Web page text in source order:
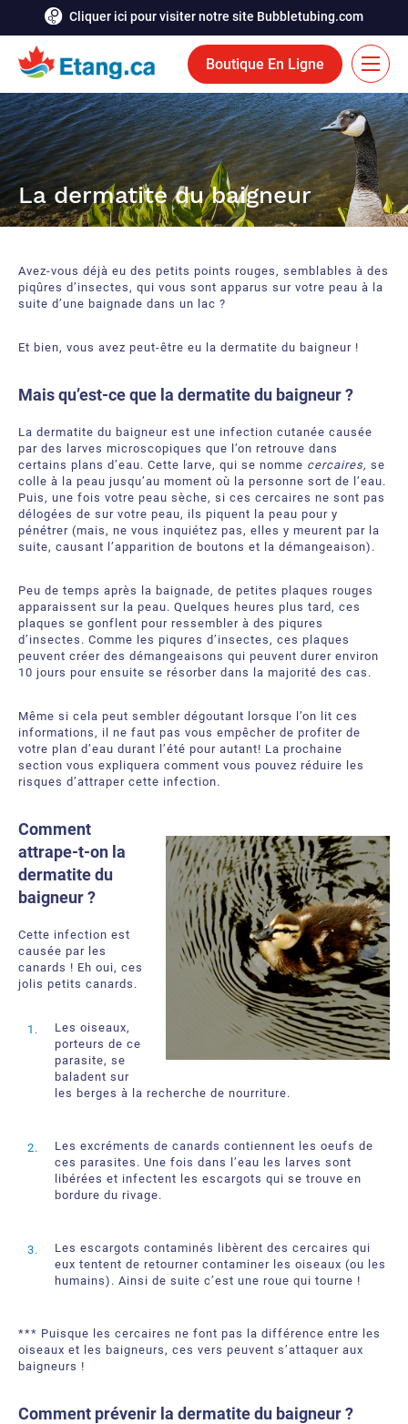
Cliquer ici pour visiter notre site Bubbletubing.com
Boutique En Ligne
EN
Solutions
Aération
Fontaines flottantes
Rideaux de bulles
Services
Ressources
Certificats et Accréditations
Bureaux et partenaires internationaux
Foire aux Questions
Ressources téléchargeables
La dermatite du baigneur
Avez-vous déjà eu des petits points rouges, semblables à des
piqûres d’insectes, qui vous sont apparus sur votre peau à la
suite d’une baignade dans un lac ?
Et bien, vous avez peut-être eu la dermatite du baigneur !
Mais qu’est-ce que la dermatite du baigneur ?
La dermatite du baigneur est une infection cutanée causée
par des larves microscopiques que l’on retrouve dans
certains plans d’eau. Cette larve, qui se nomme cercaires, se
colle à la peau jusqu’au moment où la personne sort de l’eau.
Puis, une fois votre peau sèche, si ces cercaires ne sont pas
délogées de sur votre peau, ils piquent la peau pour y
pénétrer (mais, ne vous inquiétez pas, elles y meurent par la
suite, causant l’apparition de boutons et la démangeaison).
Peu de temps après la baignade, de petites plaques rouges
apparaissent sur la peau. Quelques heures plus tard, ces
plaques se gonflent pour ressembler à des piqures
d’insectes. Comme les piqures d’insectes, ces plaques
peuvent créer des démangeaisons qui peuvent durer environ
10 jours pour ensuite se résorber dans la majorité des cas.
Même si cela peut sembler dégoutant lorsque l’on lit ces
informations, il ne faut pas vous empêcher de profiter de
votre plan d’eau durant l’été pour autant! La prochaine
section vous expliquera comment vous pouvez réduire les
risques d’attraper cette infection.
Comment
attrape-t-on la
dermatite du
baigneur ?
Cette infection est
causée par les
canards ! Eh oui, ces
jolis petits canards.
Les oiseaux,
porteurs de ce
parasite, se
baladent sur
les berges à la recherche de nourriture.
Les excréments de canards contiennent les oeufs de
ces parasites. Une fois dans l’eau les larves sont
libérées et infectent les escargots qui se trouve en
bordure du rivage.
Les escargots contaminés libèrent des cercaires qui
eux tentent de retourner contaminer les oiseaux (ou les
humains). Ainsi de suite c’est une roue qui tourne !
*** Puisque les cercaires ne font pas la différence entre les
oiseaux et les baigneurs, ces vers peuvent s’attaquer aux
baigneurs !
Comment prévenir la dermatite du baigneur ?